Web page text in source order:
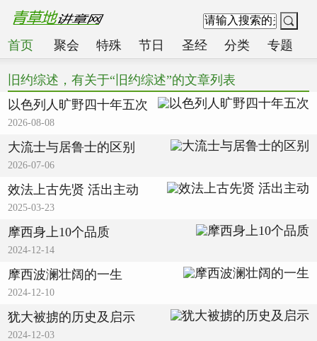
首页 聚会 特殊 节日 圣经 分类 专题
旧约综述，有关于“旧约综述”的文章列表
以色列人旷野四十年五次
2026-08-08
大流士与居鲁士的区别
2026-07-06
效法上古先贤 活出主动
2025-03-23
摩西身上10个品质
2024-12-14
摩西波澜壮阔的一生
2024-12-10
犹大被掳的历史及启示
2024-12-03